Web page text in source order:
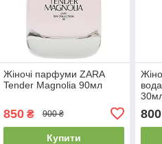
Жіночі парфуми ZARA
Tender Magnolia 90мл
850₴ 900 ₴
Купити
800